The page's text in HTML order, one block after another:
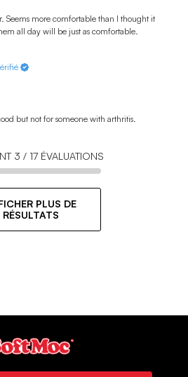
Seems more comfortable than I thought it
all day will be just as comfortable.
but not for someone with arthritis.
3 / 17ÉVALUATIONS
PLUS DE
RÉSULTATS